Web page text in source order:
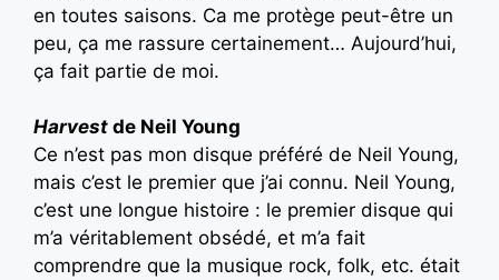
en toutes saisons. Ca me protège peut-être un
peu, ça me rassure certainement… Aujourd’hui,
ça fait partie de moi.
Harvest de Neil Young
Ce n’est pas mon disque préféré de Neil Young,
mais c’est le premier que j’ai connu. Neil Young,
c’est une longue histoire : le premier disque qui
m’a véritablement obsédé, et m’a fait
comprendre que la musique rock, folk, etc. était